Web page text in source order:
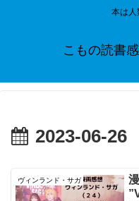
本は人
こもの読書
2023-06-26
ヴィンランド・サガ